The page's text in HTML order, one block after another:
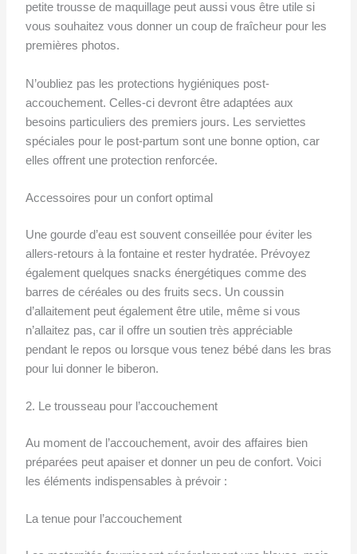
petite trousse de maquillage peut aussi vous être utile si
vous souhaitez vous donner un coup de fraîcheur pour les
premières photos.
N’oubliez pas les protections hygiéniques post-
accouchement. Celles-ci devront être adaptées aux
besoins particuliers des premiers jours. Les serviettes
spéciales pour le post-partum sont une bonne option, car
elles offrent une protection renforcée.
Accessoires pour un confort optimal
Une gourde d’eau est souvent conseillée pour éviter les
allers-retours à la fontaine et rester hydratée. Prévoyez
également quelques snacks énergétiques comme des
barres de céréales ou des fruits secs. Un coussin
d’allaitement peut également être utile, même si vous
n’allaitez pas, car il offre un soutien très appréciable
pendant le repos ou lorsque vous tenez bébé dans les bras
pour lui donner le biberon.
2. Le trousseau pour l’accouchement
Au moment de l’accouchement, avoir des affaires bien
préparées peut apaiser et donner un peu de confort. Voici
les éléments indispensables à prévoir :
La tenue pour l’accouchement